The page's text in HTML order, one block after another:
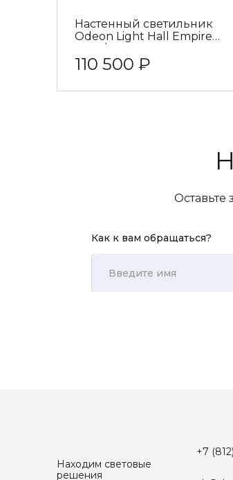
Настенный светильник
Odeon Light Hall Empire
4854/6W
110 500 ₽
Как к вам обращаться?
Находим световые
решения
+7